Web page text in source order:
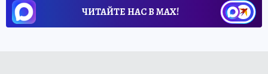
ЧИТАЙТЕ НАС В МАХ!